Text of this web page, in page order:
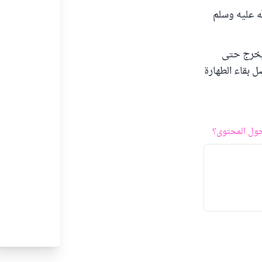
عليه وسلم
حتى
الطهارة
المحتوى؟